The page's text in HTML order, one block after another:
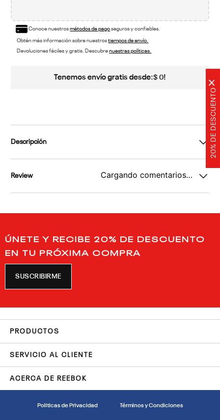
20% DE DESCUENTO
×
Conoce nuestrosmétodos de pagoseguros y confiables.
Obtén más información sobre nuestrostiempos de envío.
Devoluciones fáciles y gratis. Descubrenuestras políticas.
Tenemos envío gratis desde:$ 0!
Descripción
Review Cargando comentarios…
ÚNETE Y RECIBE 20% DE DESCUENTO
EN TU PRÓXIMA COMPRA
SUSCRIBIRME
PRODUCTOS
SERVICIO AL CLIENTE
ACERCA DE REEBOK
Politicas de Privacidad Términos y Condiciones